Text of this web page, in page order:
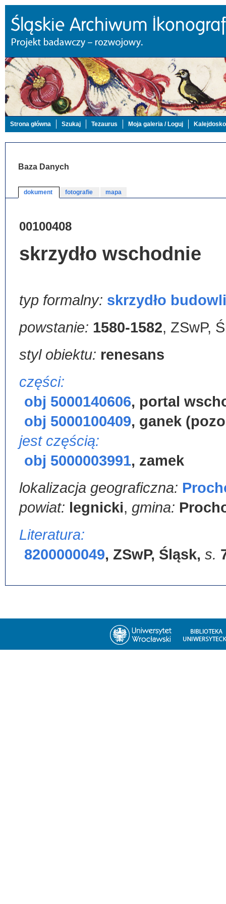
Strona główna Szukaj Tezaurus Moja galeria / Loguj
Baza Danych
dokument fotografie mapa
00100408
skrzydło wschodnie
typ formalny: skrzydło budowli
powstanie: 1580-1582, ZSwP,
styl obiektu: renesans
części:
obj 5000140606, portal
obj 5000100409, ganek
jest częścią:
obj 5000003991, zamek
lokalizacja geograficzna:
powiat: legnicki, gmina:
Literatura:
8200000049, ZSwP, Śląsk, s.